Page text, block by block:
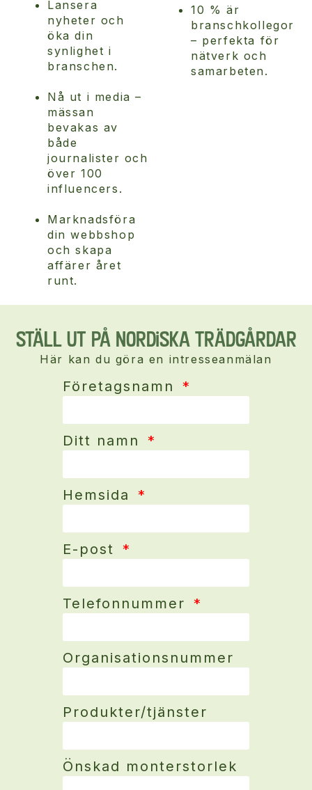
Lansera
nyheter och
öka din
synlighet i
branschen.
Nå ut i media –
mässan
bevakas av
både
journalister och
över 100
influencers.
Marknadsföra
din webbshop
och skapa
affärer året
runt.
10 % är
branschkollegor
– perfekta för
nätverk och
samarbeten.
Ställ ut på Nordiska Trädgårdar
Här kan du göra en intresseanmälan
Företagsnamn
Ditt namn
Hemsida
E-post
Telefonnummer
Organisationsnummer
Produkter/tjänster
Önskad monterstorlek